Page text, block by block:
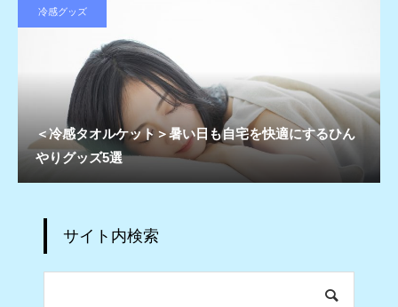
冷感グッズ
＜冷感タオルケット＞暑い日も自宅を快適にするひん
やりグッズ5選
サイト内検索